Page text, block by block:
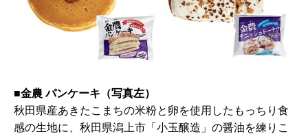
■金農 パンケーキ（写真左）
秋田県産あきたこまちの米粉と卵を使用したもっちり食
感の生地に、秋田県潟上市「小玉醸造」の醤油を練りこ